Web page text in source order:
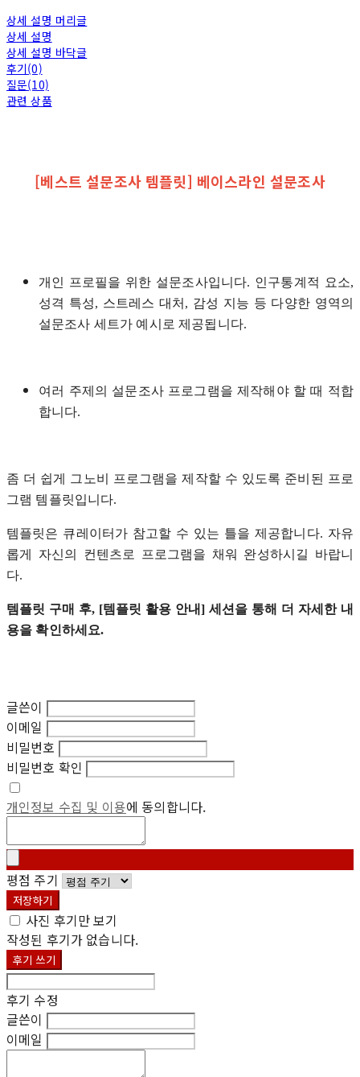
상세 설명 머리글
상세 설명
상세 설명 바닥글
후기(0)
질문(10)
관련 상품
[베스트 설문조사 템플릿] 베이스라인 설문조사
개인 프로필을 위한 설문조사입니다. 인구통계적 요소,
성격 특성, 스트레스 대처, 감성 지능 등 다양한 영역의
설문조사 세트가 예시로 제공됩니다.
여러 주제의 설문조사 프로그램을 제작해야 할 때 적합
합니다.
좀 더 쉽게 그노비 프로그램을 제작할 수 있도록 준비된 프로
그램 템플릿입니다.
템플릿은 큐레이터가 참고할 수 있는 틀을 제공합니다. 자유
롭게 자신의 컨텐츠로 프로그램을 채워 완성하시길 바랍니
다.
템플릿 구매 후, [템플릿 활용 안내] 세션을 통해 더 자세한 내
용을 확인하세요.
글쓴이
이메일
비밀번호
비밀번호 확인
개인정보 수집 및 이용에 동의합니다.
평점 주기
저장하기
사진 후기만 보기
작성된 후기가 없습니다.
후기 쓰기
후기 수정
글쓴이
이메일